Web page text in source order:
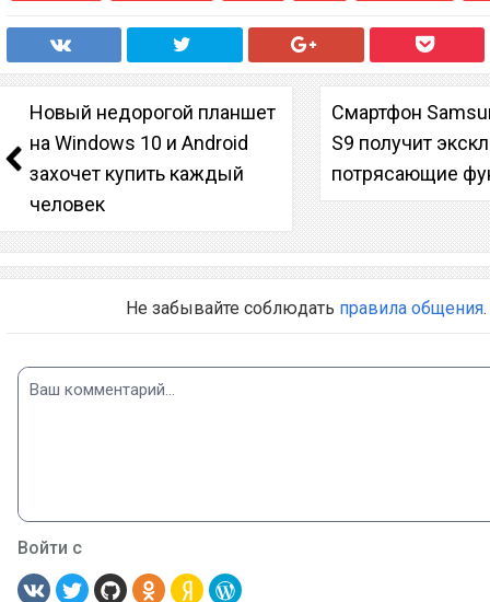
Новый недорогой планшет
на Windows 10 и Android
захочет купить каждый
человек
Смартфон
S9 получит
потрясающие
Не забывайте соблюдать правила общения.
Войти с